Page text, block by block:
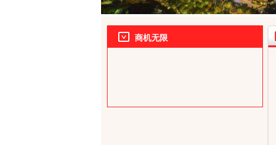
商机无限